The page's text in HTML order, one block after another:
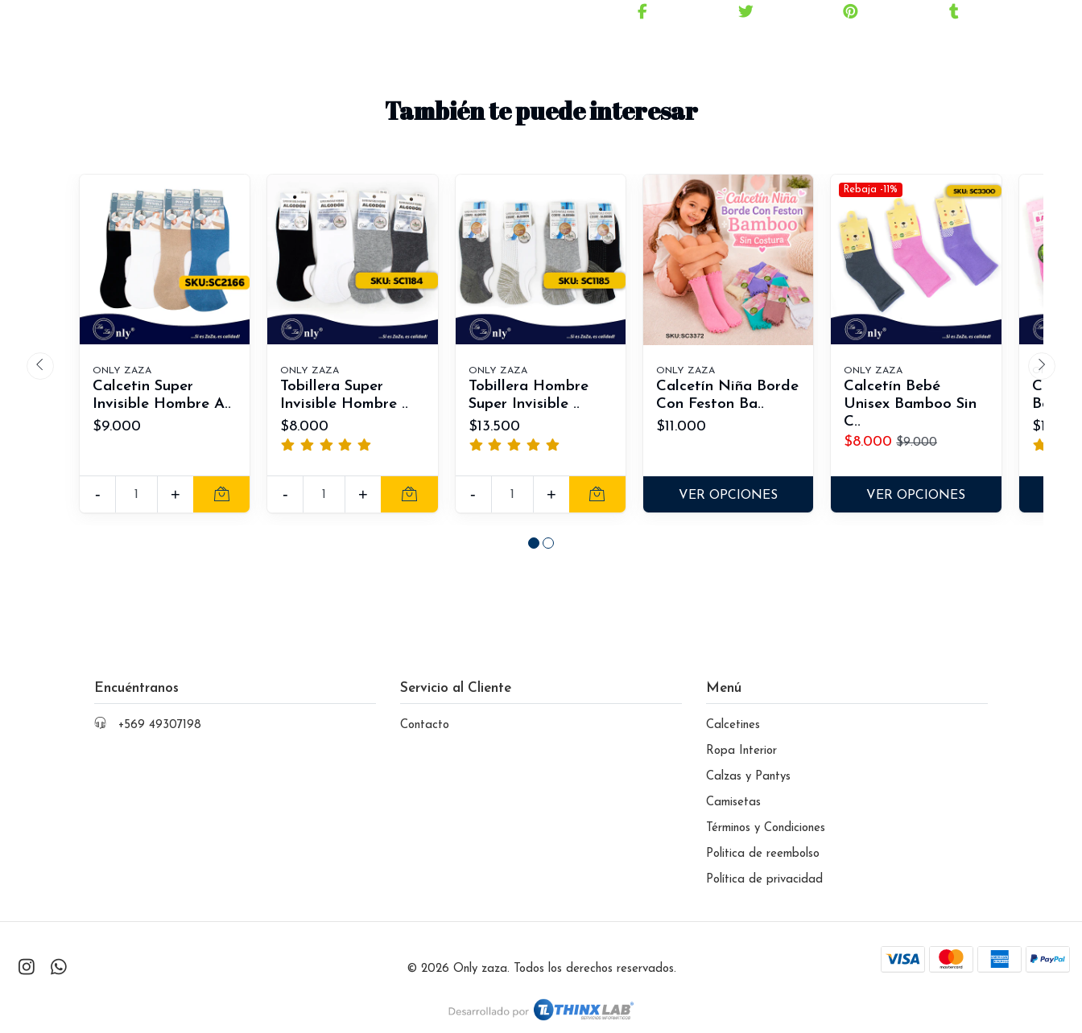
También te puede interesar
ONLY ZAZA
Calcetin Super
Invisible Hombre A..
$9.000
- +
ONLY ZAZA
Tobillera Super
Invisible Hombre ..
$8.000
- +
ONLY ZAZA
Tobillera Hombre
Super Invisible ..
$13.500
- +
ONLY ZAZA
Calcetín Niña Borde
Con Feston Ba..
$11.000
VER OPCIONES
Rebaja -11%
ONLY ZAZA
Calcetín Bebé
Unisex Bamboo Sin
C..
$8.000 $9.000
VER OPCIONES
ONLY
Encuéntranos
+569 49307198
Servicio al Cliente
Contacto
Menú
Calcetines
Ropa Interior
Calzas y Pantys
Camisetas
Términos y Condiciones
Politica de reembolso
Política de privacidad
© 2026 Only zaza. Todos los derechos reservados.